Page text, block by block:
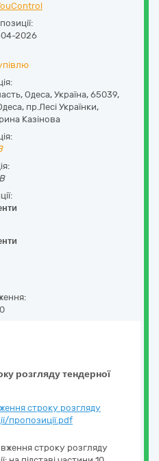
2026
, Одеса, Україна, 65039,
пр.Лесі Українки,
Казінова
розгляду тендерної
строку розгляду
пропозиції.pdf
строку розгляду